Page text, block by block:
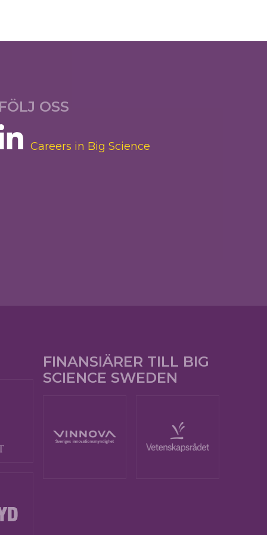
OSS
Careers in Big Science
FINANSIÄRER TILL BIG
SCIENCE SWEDEN